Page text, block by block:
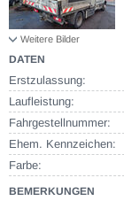
Weitere Bilder
DATEN
Erstzulassung:
Laufleistung:
Fahrgestellnummer:
Ehem. Kennzeichen:
Farbe:
BEMERKUNGEN